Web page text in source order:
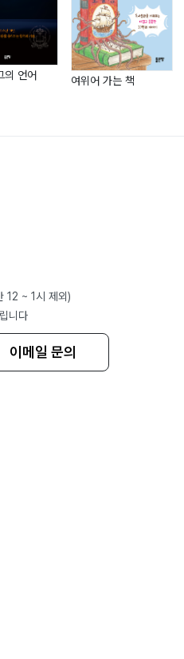
들
의 언어 여위어 가는 책
12 ~ 1시 제외)
니다
이메일 문의